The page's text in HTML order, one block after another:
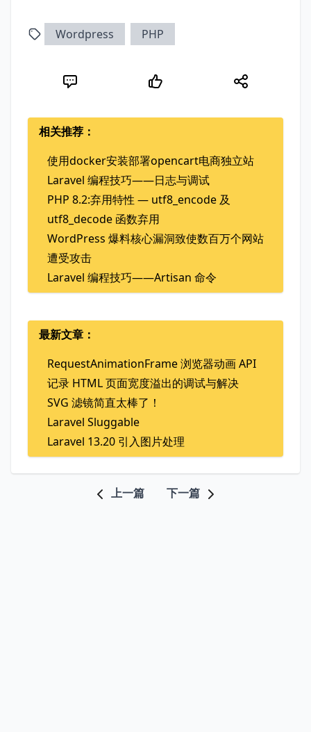
Wordpress PHP
相关推荐：
使用docker安装部署opencart电商独立站
Laravel 编程技巧——日志与调试
PHP 8.2:弃用特性 — utf8_encode 及
utf8_decode 函数弃用
WordPress 爆料核心漏洞致使数百万个网站
遭受攻击
Laravel 编程技巧——Artisan 命令
最新文章：
RequestAnimationFrame 浏览器动画 API
记录 HTML 页面宽度溢出的调试与解决
SVG 滤镜简直太棒了！
Laravel Sluggable
Laravel 13.20 引入图片处理
上一篇 下一篇